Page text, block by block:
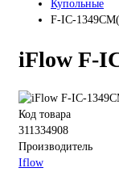
Купольные
F-IC-
iFlow F-
Код товара
311334908
Производитель
Iflow